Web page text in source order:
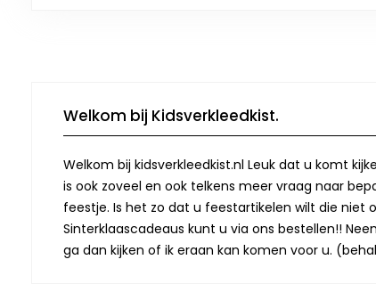
Welkom bij Kidsverkleedkist.
Welkom bij kidsverkleedkist.nl Leuk dat u komt
is ook zoveel en ook telkens meer vraag naar
feestje. Is het zo dat u feestartikelen wilt die niet
Sinterklaascadeaus kunt u via ons bestellen!!
ga dan kijken of ik eraan kan komen voor u.